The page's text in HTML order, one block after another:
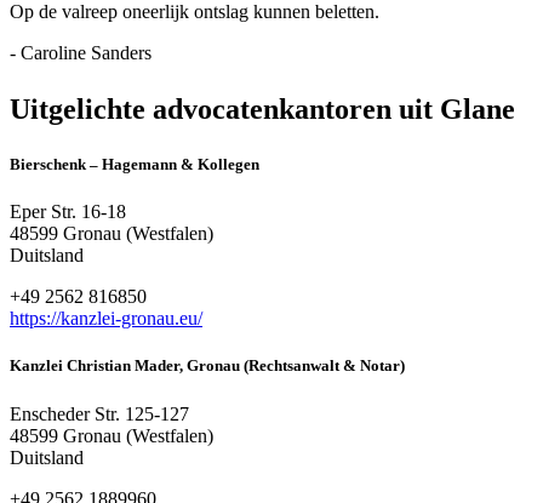
Op de valreep oneerlijk ontslag kunnen beletten.
- Caroline Sanders
Uitgelichte advocatenkantoren uit Glane
Bierschenk – Hagemann & Kollegen
Eper Str. 16-18
48599 Gronau (Westfalen)
Duitsland
+49 2562 816850
https://kanzlei-gronau.eu/
Kanzlei Christian Mader, Gronau (Rechtsanwalt & Notar)
Enscheder Str. 125-127
48599 Gronau (Westfalen)
Duitsland
+49 2562 1889960